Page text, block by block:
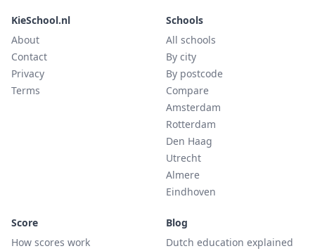
KieSchool.nl
About
Contact
Privacy
Terms
Schools
All schools
By city
By postcode
Compare
Amsterdam
Rotterdam
Den Haag
Utrecht
Almere
Eindhoven
Score
How scores work
Blog
Dutch education explained